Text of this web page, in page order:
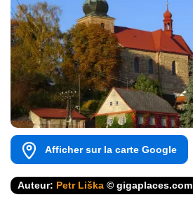
Afficher sur la carte Google
Auteur: Petr Liška © gigaplaces.com